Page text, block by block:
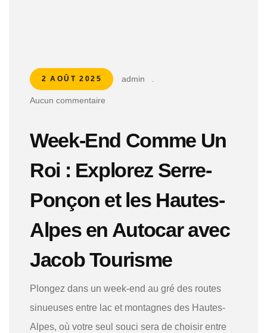
2 AOÛT 2025 admin
Aucun commentaire
Week-End Comme Un
Roi : Explorez Serre-
Ponçon et les Hautes-
Alpes en Autocar avec
Jacob Tourisme
Plongez dans un week-end au gré des routes
sinueuses entre lac et montagnes des Hautes-
Alpes, où votre seul souci sera de choisir entre